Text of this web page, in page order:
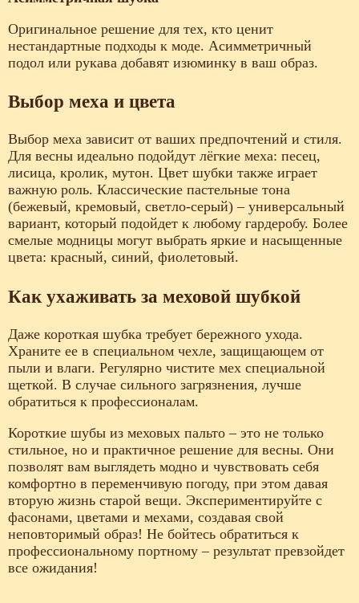
Оригинальное решение для тех, кто ценит
нестандартные подходы к моде. Асимметричный
подол или рукава добавят изюминку в ваш образ.
Выбор меха и цвета
Выбор меха зависит от ваших предпочтений и стиля.
Для весны идеально подойдут лёгкие меха: песец,
лисица, кролик, мутон. Цвет шубки также играет
важную роль. Классические пастельные тона
(бежевый, кремовый, светло-серый) – универсальный
вариант, который подойдет к любому гардеробу. Более
смелые модницы могут выбрать яркие и насыщенные
цвета: красный, синий, фиолетовый.
Как ухаживать за меховой шубкой
Даже короткая шубка требует бережного ухода.
Храните ее в специальном чехле, защищающем от
пыли и влаги. Регулярно чистите мех специальной
щеткой. В случае сильного загрязнения, лучше
обратиться к профессионалам.
Короткие шубы из меховых пальто – это не только
стильное, но и практичное решение для весны. Они
позволят вам выглядеть модно и чувствовать себя
комфортно в переменчивую погоду, при этом давая
вторую жизнь старой вещи. Экспериментируйте с
фасонами, цветами и мехами, создавая свой
неповторимый образ! Не бойтесь обратиться к
профессиональному портному – результат превзойдет
все ожидания!